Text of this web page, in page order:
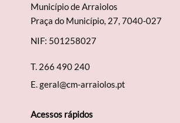
Município de Arraiolos
Praça do Município, 27, 7040-027
NIF: 501258027
T. 266 490 240
E.geral@cm-arraiolos.pt
Acessos rápidos